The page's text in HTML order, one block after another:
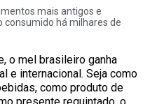
mais antigos e
consumido há milhares de
o mel brasileiro ganha
e internacional. Seja como
como produto de